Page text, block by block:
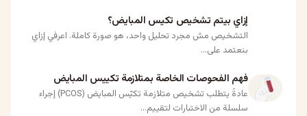
إزاي بيتم تشخيص تكيس المبايض؟
التشخيص مش مجرد تحليل واحد، هو صورة كاملة. اعرفي إزاي
بنعتمد على...
فهم الفحوصات الخاصة بمتلازمة تكييس المبايض
عادةً يتطلب تشخيص متلازمة تكيّس المبايض (PCOS) إجراء
سلسلة من الاختبارات لتقييم...